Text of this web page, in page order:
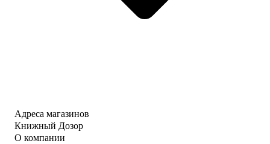
Адреса магазинов
Книжный Дозор
О компании